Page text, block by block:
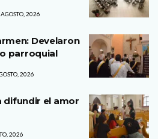
2026
Develaron
parroquial
2026
difundir el amor
2026